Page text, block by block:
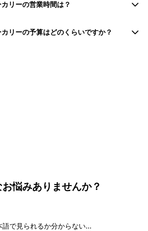
リーの営業時間は？
リーの予算はどのくらいですか？
悩みありませんか？
語で見られるか分からない...